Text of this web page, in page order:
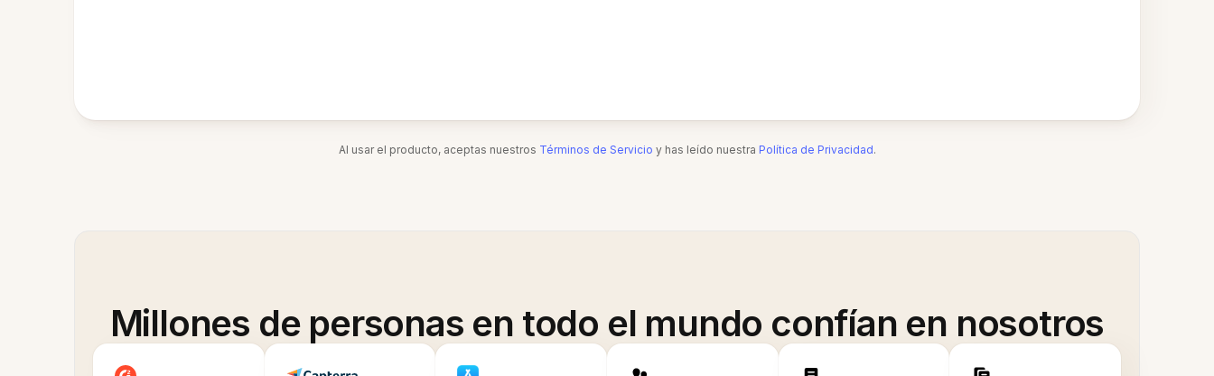
Al usar el producto, aceptas nuestros Términos de Servicio y has leído nuestra Política de Privacidad.
Millones de personas en todo el mundo confían en nosotros